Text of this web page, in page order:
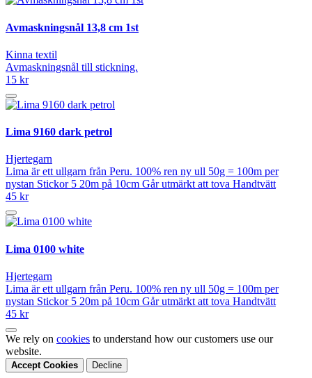
Avmaskningsnål 13,8 cm 1st
Kinna textil
Avmaskningsnål till stickning.
15 kr
Lima 9160 dark petrol
Hjertegarn
Lima är ett ullgarn från Peru. 100% ren ny ull 50g = 100m per
nystan Stickor 5 20m på 10cm Går utmärkt att tova Handtvätt
45 kr
Lima 0100 white
Hjertegarn
Lima är ett ullgarn från Peru. 100% ren ny ull 50g = 100m per
nystan Stickor 5 20m på 10cm Går utmärkt att tova Handtvätt
45 kr
We rely on cookies to understand how our customers use our
website.
Accept Cookies Decline